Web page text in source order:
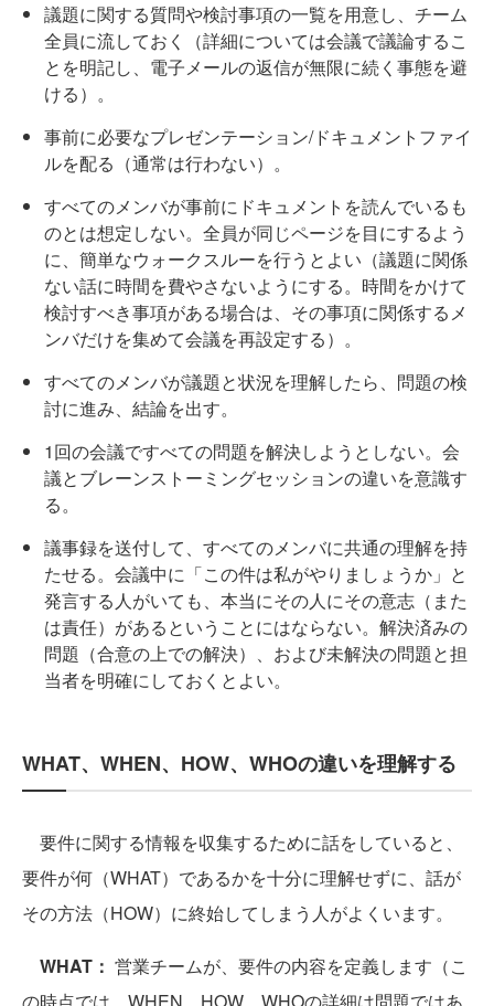
議題に関する質問や検討事項の一覧を用意し、チーム
全員に流しておく（詳細については会議で議論するこ
とを明記し、電子メールの返信が無限に続く事態を避
ける）。
事前に必要なプレゼンテーション/ドキュメントファイ
ルを配る（通常は行わない）。
すべてのメンバが事前にドキュメントを読んでいるも
のとは想定しない。全員が同じページを目にするよう
に、簡単なウォークスルーを行うとよい（議題に関係
ない話に時間を費やさないようにする。時間をかけて
検討すべき事項がある場合は、その事項に関係するメ
ンバだけを集めて会議を再設定する）。
すべてのメンバが議題と状況を理解したら、問題の検
討に進み、結論を出す。
1回の会議ですべての問題を解決しようとしない。会
議とブレーンストーミングセッションの違いを意識す
る。
議事録を送付して、すべてのメンバに共通の理解を持
たせる。会議中に「この件は私がやりましょうか」と
発言する人がいても、本当にその人にその意志（また
は責任）があるということにはならない。解決済みの
問題（合意の上での解決）、および未解決の問題と担
当者を明確にしておくとよい。
WHAT、WHEN、HOW、WHOの違いを理解する
要件に関する情報を収集するために話をしていると、
要件が何（WHAT）であるかを十分に理解せずに、話が
その方法（HOW）に終始してしまう人がよくいます。
WHAT： 営業チームが、要件の内容を定義します（こ